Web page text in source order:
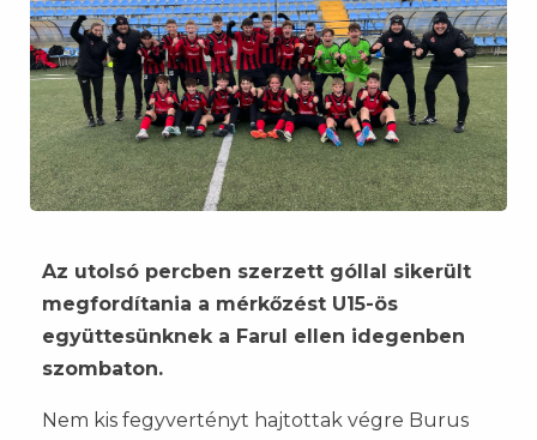
Az utolsó percben szerzett góllal sikerült
megfordítania a mérkőzést U15-ös
együttesünknek a Farul ellen idegenben
szombaton.
Nem kis fegyvertényt hajtottak végre Burus